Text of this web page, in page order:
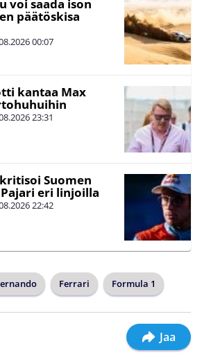
voi saada ison
päätöskisa
00:07
kantaa Max
23:31
Suomen
eri linjoilla
22:42
Ferrari Formula 1
Jaa